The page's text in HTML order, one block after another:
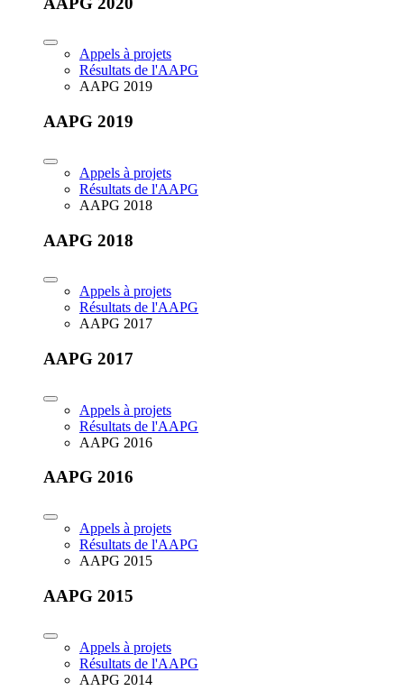
Appels à projets
Résultats de l'AAPG
AAPG 2019
AAPG 2019
Appels à projets
Résultats de l'AAPG
AAPG 2018
AAPG 2018
Appels à projets
Résultats de l'AAPG
AAPG 2017
AAPG 2017
Appels à projets
Résultats de l'AAPG
AAPG 2016
AAPG 2016
Appels à projets
Résultats de l'AAPG
AAPG 2015
AAPG 2015
Appels à projets
Résultats de l'AAPG
AAPG 2014